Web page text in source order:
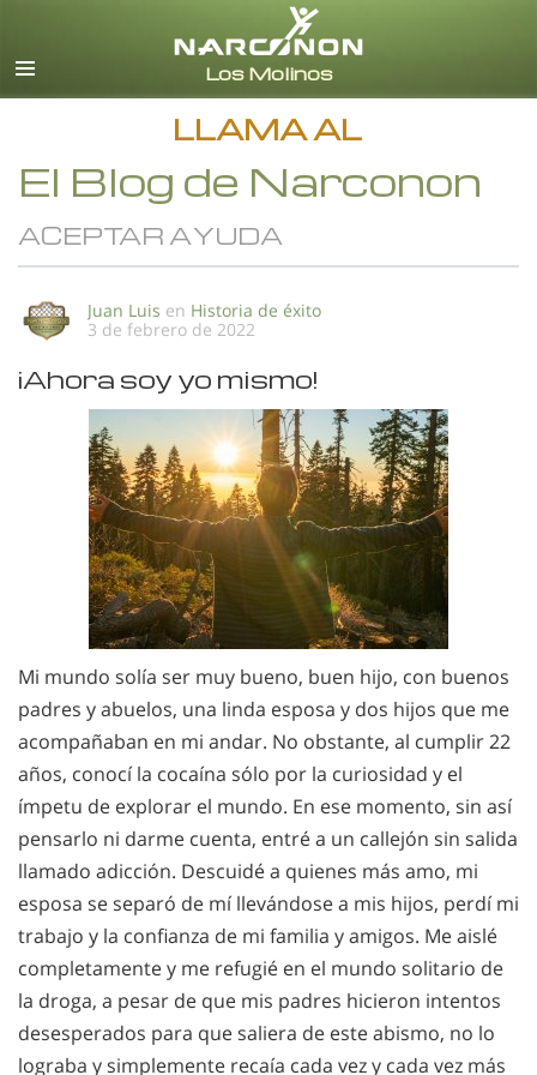
Español
Todas las Regiones/Idiomas
LLAMA AL
El Blog de Narconon
ACEPTAR AYUDA
Juan Luis en Historia de éxito
3 de febrero de 2022
¡Ahora soy yo mismo!
Mi mundo solía ser muy bueno, buen hijo, con buenos
padres y abuelos, una linda esposa y dos hijos que me
acompañaban en mi andar. No obstante, al cumplir 22
años, conocí la cocaína sólo por la curiosidad y el
ímpetu de explorar el mundo. En ese momento, sin así
pensarlo ni darme cuenta, entré a un callejón sin salida
llamado adicción. Descuidé a quienes más amo, mi
esposa se separó de mí llevándose a mis hijos, perdí mi
trabajo y la confianza de mi familia y amigos. Me aislé
completamente y me refugié en el mundo solitario de
la droga, a pesar de que mis padres hicieron intentos
desesperados para que saliera de este abismo, no lo
lograba y simplemente recaía cada vez y cada vez más